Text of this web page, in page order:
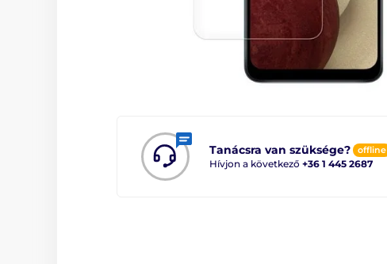
Tanácsra van szüksége? offline
Hívjon a következő +36 1 445 2687